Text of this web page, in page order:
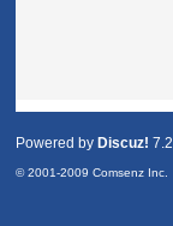
Powered by Discuz! 7.2
© 2001-2009Comsenz Inc.